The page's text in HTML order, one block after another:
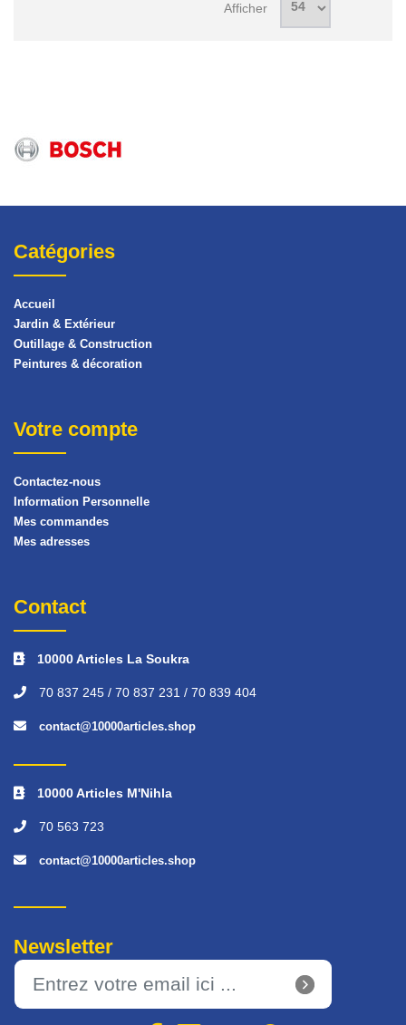
Afficher
Catégories
Accueil
Jardin & Extérieur
Outillage & Construction
Peintures & décoration
Votre compte
Contactez-nous
Information Personnelle
Mes commandes
Mes adresses
Contact
10000 Articles La Soukra
70 837 245 / 70 837 231 / 70 839 404
contact@10000articles.shop
10000 Articles M'Nihla
70 563 723
contact@10000articles.shop
Newsletter